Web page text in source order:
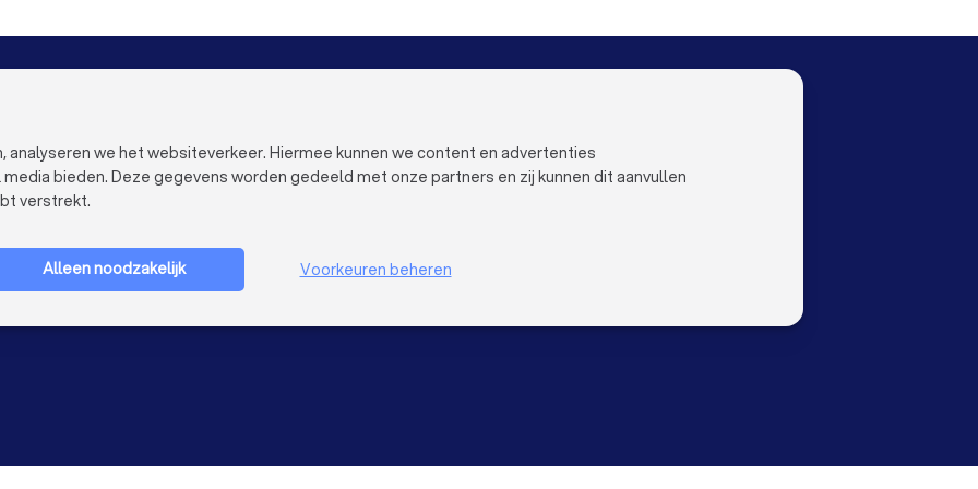
installateurs in Haarlem Warmtepomp installateurs in Arnhem
Warmtepomp installateurs in Amersfoort
Warmtepomp installateurs in Leiden
installateurs in Dordrecht
Trustoo Top Pro
Ervaringen
Blog
Werken bij Trustoo
Contact
Pers
Sitemap
analyseren we het websiteverkeer. Hiermee kunnen we content en advertenties
bieden. Deze gegevens worden gedeeld met onze partners en zij kunnen dit aanvullen
verstrekt.
Alleen noodzakelijk Voorkeuren beheren